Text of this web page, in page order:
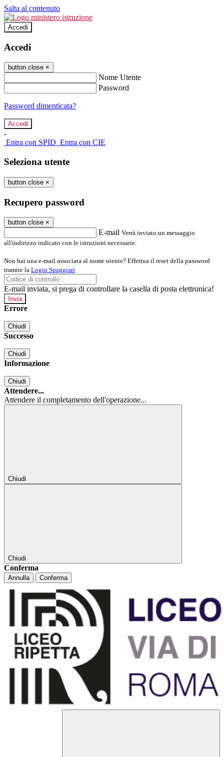
Salta al contenuto
Accedi
Accedi
button close ×
Nome Utente
Password
Password dimenticata?
-
Entra con SPID Entra con CIE
Seleziona utente
button close ×
Recupero password
button close ×
E-mail Verrà inviato un messaggio
all'indirizzo indicato con le istruzioni necessarie.
Non hai una e-mail associata al nome utente? Effettua il reset della password
tramite la Login Spaggiari
E-mail inviata, si prega di controllare la casella di posta elettronica!
Errore
Chiudi
Successo
Chiudi
Informazione
Chiudi
Attendere...
Attendere il completamento dell'operazione...
Chiudi
Chiudi
Conferma
Annulla Conferma